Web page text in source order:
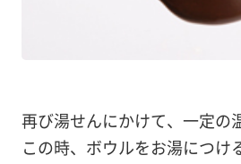
再び湯せんにかけて、一定の
この時、ボウルをお湯につけ